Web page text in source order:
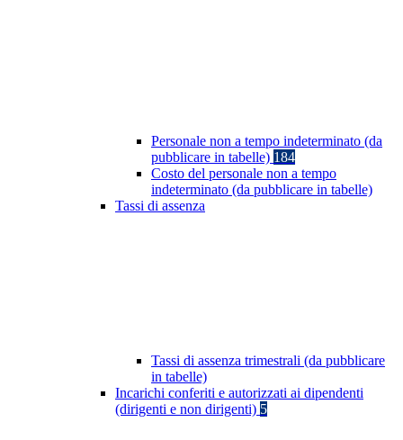
Personale non a tempo indeterminato (da
pubblicare in tabelle) 184
Costo del personale non a tempo
indeterminato (da pubblicare in tabelle)
Tassi di assenza
Tassi di assenza trimestrali (da pubblicare
in tabelle)
Incarichi conferiti e autorizzati ai dipendenti
(dirigenti e non dirigenti) 5